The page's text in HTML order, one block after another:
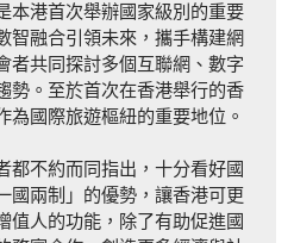
本港首次舉辦國家級別的重要
智融合引領未來，攜手構建網
者共同探討多個互聯網、數字
勢。至於首次在香港舉行的香
為國際旅遊樞紐的重要地位。
都不約而同指出，十分看好國
國兩制」的優勢，讓香港可更
值人的功能，除了有助促進國